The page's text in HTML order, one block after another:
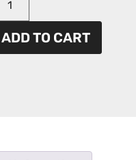
ADD TO CART